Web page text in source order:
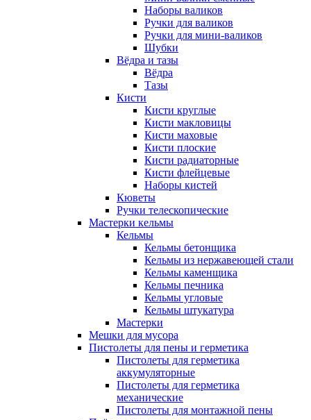
Наборы валиков
Ручки для валиков
Ручки для мини-валиков
Шубки
Вёдра и тазы
Вёдра
Тазы
Кисти
Кисти круглые
Кисти макловицы
Кисти маховые
Кисти плоские
Кисти радиаторные
Кисти флейцевые
Наборы кистей
Кюветы
Ручки телескопические
Мастерки кельмы
Кельмы
Кельмы бетонщика
Кельмы из нержавеющей стали
Кельмы каменщика
Кельмы печника
Кельмы угловые
Кельмы штукатура
Мастерки
Мешки для мусора
Пистолеты для пены и герметика
Пистолеты для герметика
аккумуляторные
Пистолеты для герметика
механические
Пистолеты для монтажной пены